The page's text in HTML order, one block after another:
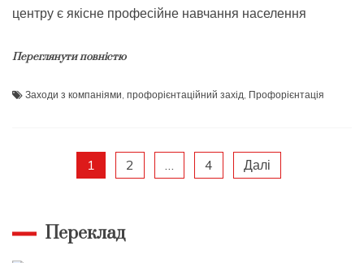
центру є якісне професійне навчання населення
Переглянути повністю
Заходи з компаніями профорієнтаційний захід Профорієнтація
Пагінація
записів
1 2 4 Далі
Переклад